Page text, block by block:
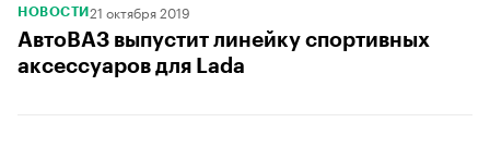
НОВОСТИ 21 октября 2019
АвтоВАЗ выпустит линейку спортивных
аксессуаров для Lada